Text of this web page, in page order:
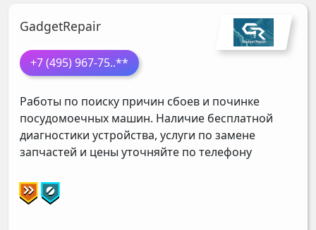
GadgetRepair
+7 (495) 967-75..**
Работы по поиску причин сбоев и починке
посудомоечных машин. Наличие бесплатной
диагностики устройства, услуги по замене
запчастей и цены уточняйте по телефону